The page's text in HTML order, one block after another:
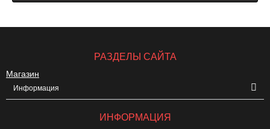
РАЗДЕЛЫ САЙТА
Магазин
Информация
ИНФОРМАЦИЯ